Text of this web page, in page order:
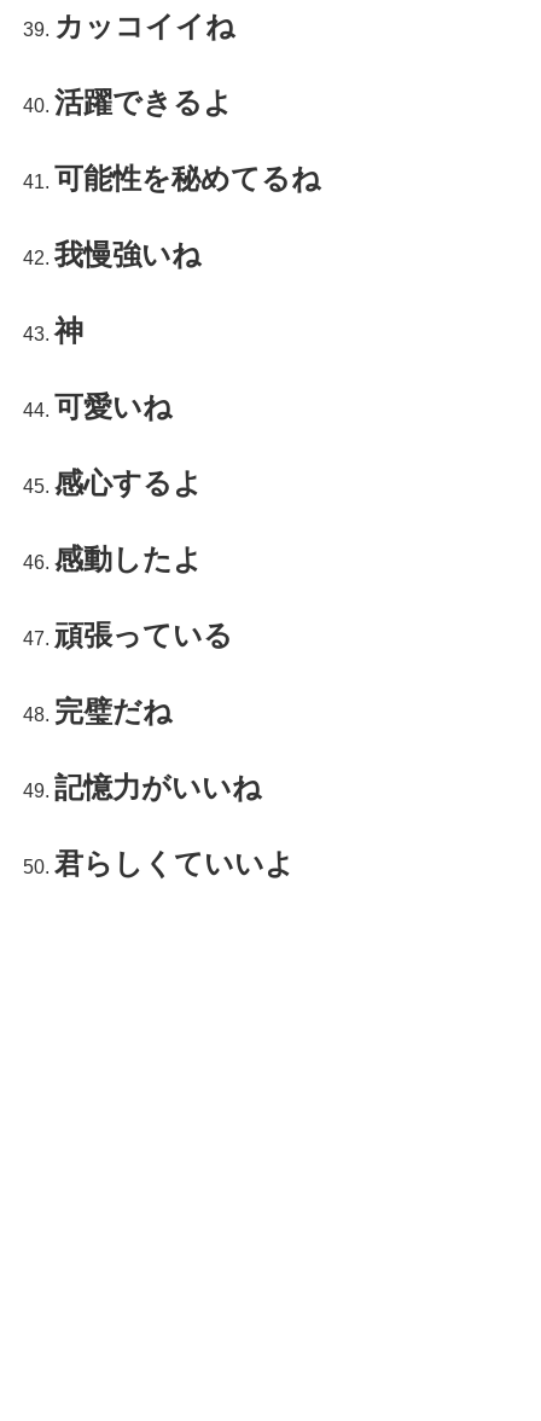
カッコイイね
活躍できるよ
可能性を秘めてるね
我慢強いね
神
可愛いね
感心するよ
感動したよ
頑張っている
完璧だね
記憶力がいいね
君らしくていいよ